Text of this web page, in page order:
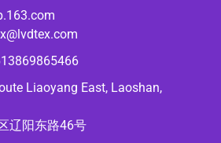
Liaoyang East, Laoshan,
辽阳东路46号